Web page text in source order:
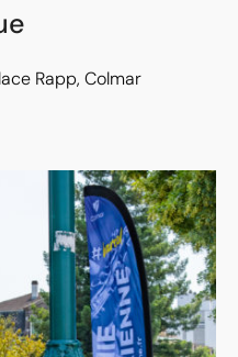
Rapp, Colmar